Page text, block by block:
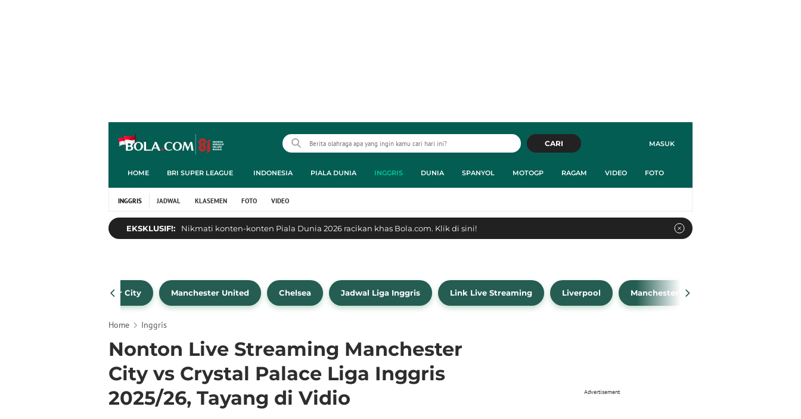
MASUK
CARI
HOME BRI SUPER LEAGUE INDONESIA PIALA DUNIA INGGRIS DUNIA SPANYOL MOTOGP RAGAM VIDEO FOTO
INGGRIS JADWAL KLASEMEN FOTO VIDEO
EKSKLUSIF!: Nikmati konten-konten Piala Dunia 2026 racikan khas Bola.com. Klik di sini!
Manchester City Manchester United Chelsea Jadwal Liga Inggris Link Live Streaming Liverpool Manchester City
Home Inggris
Nonton Live Streaming Manchester
City vs Crystal Palace Liga Inggris
2025/26, Tayang di Vidio
Advertisement